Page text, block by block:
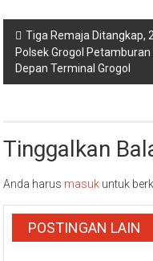
Navigasi
pos
Tiga Remaja Ditangkap,
Polsek Grogol
Depan Terminal Grogol
Tinggalkan
Anda harus masuk untuk
POSTINGAN LAIN